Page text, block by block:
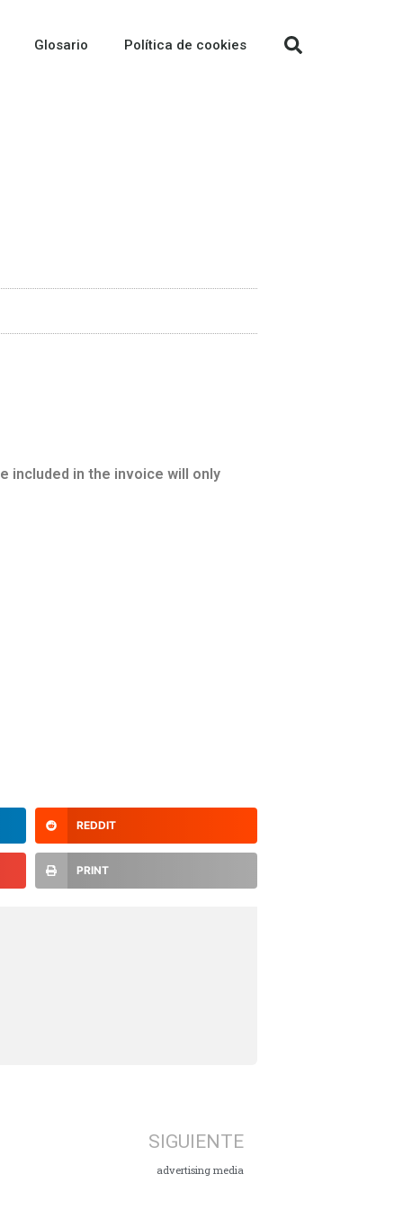
Glosario Política de cookies
included in the invoice will only
REDDIT
PRINT
SIGUIENTE
advertising media